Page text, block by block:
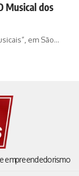
Musical dos
em São…
empreendedorismo